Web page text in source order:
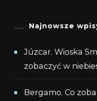
Najnowsze
Júzcar. Wioska
zobaczyć w
Bergamo. Co